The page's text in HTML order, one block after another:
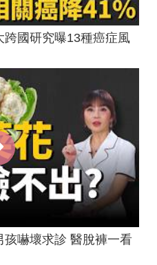
國研究曝13種癌症風
嚇壞求診 醫脫褲一看